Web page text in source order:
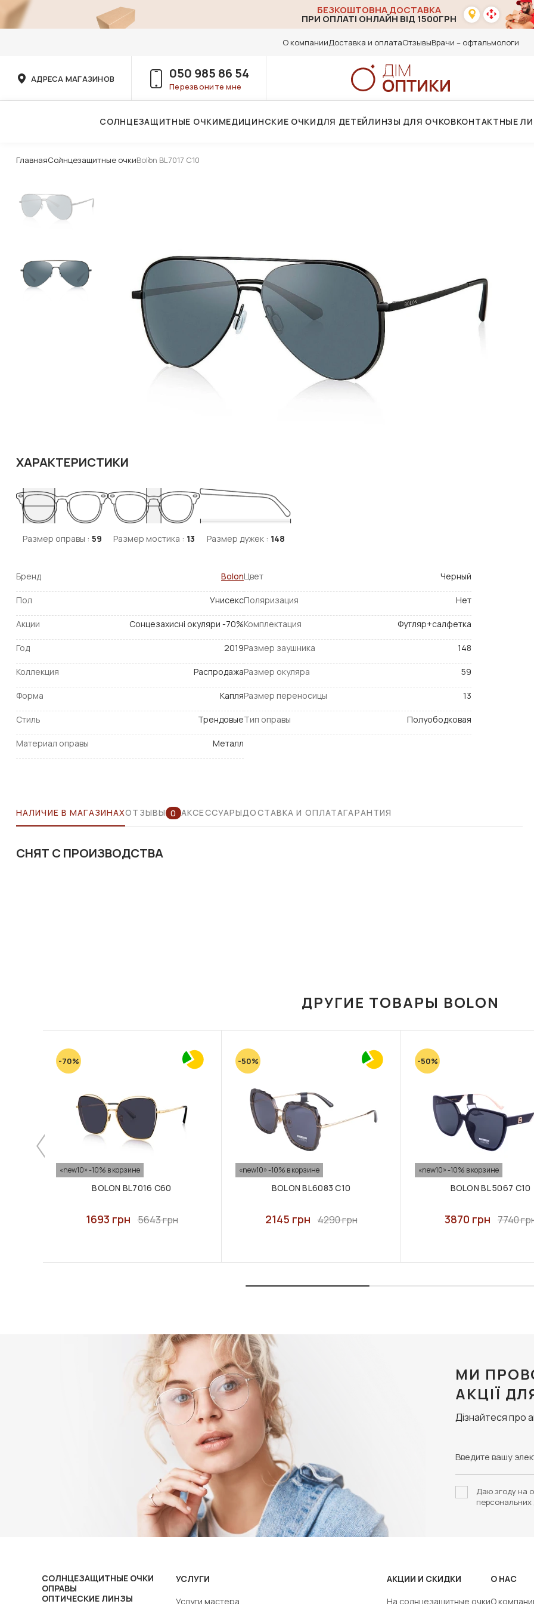
БЕЗКОШТОВНА ДОСТАВКА
ПРИ ОПЛАТІ ОНЛАЙН ВІД 1500ГРН
О компанииДоставка и оплатаОтзывыВрачи – офтальмологи
АДРЕСА МАГАЗИНОВ 050 985 86 54
Перезвоните мне
СОЛНЦЕЗАЩИТНЫЕ ОЧКИМЕДИЦИНСКИЕ ОЧКИДЛЯ ДЕТЕЙЛИНЗЫ ДЛЯ ОЧКОВКОНТАКТНЫЕ
ГлавнаяСолнцезащитные очкиBolon BL7017 C10
ХАРАКТЕРИСТИКИ
Размер оправы : 59 Размер мостика : 13 Размер дужек : 148
Бренд Bolon
Пол Унисекс
Акции Сонцезахисні окуляри -70%
Год 2019
Коллекция Распродажа
Форма Капля
Стиль Трендовые
Материал оправы Металл
Цвет Черный
Поляризация Нет
Комплектация Футляр+салфетка
Размер заушника 148
Размер окуляра 59
Размер переносицы 13
Тип оправы Полуободковая
НАЛИЧИЕ В МАГАЗИНАХОТЗЫВЫ 0 АКСЕССУАРЫДОСТАВКА И ОПЛАТАГАРАНТИЯ
СНЯТ С ПРОИЗВОДСТВА
ДРУГИЕ ТОВАРЫ BOLON
-70%
«new10» -10% в корзине
BOLON BL7016 C60
1693 грн 5643 грн
-50%
«new10» -10% в корзине
BOLON BL6083 C10
2145 грн 4290 грн
-50%
«new10» -10% в корзине
BOLON BL 5067 C10
3870 грн 7740
МИ
АКЦІЇ
Дізнайтеся про
Даю згоду на
СОЛНЦЕЗАЩИТНЫЕ ОЧКИ
ОПРАВЫ
ОПТИЧЕСКИЕ ЛИНЗЫ
УСЛУГИ
Услуги мастера
АКЦИИ И СКИДКИ
На солнцезащитные очки
О НАС
О